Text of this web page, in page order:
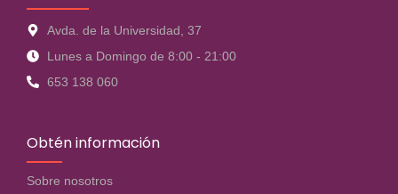
Avda. de la Universidad, 37
Lunes a Domingo de 8:00 - 21:00
653 138 060
Obtén información
Sobre nosotros